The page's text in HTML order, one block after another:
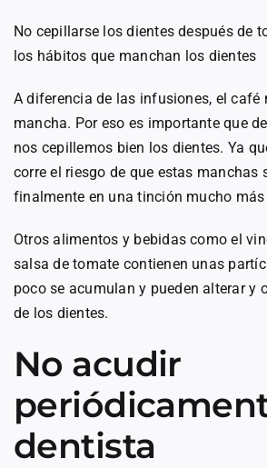
No cepillarse los dientes después de
los hábitos que manchan los dientes
A diferencia de las infusiones, el café
mancha. Por eso es importante que
nos cepillemos bien los dientes. Ya
corre el riesgo de que estas manchas
finalmente en una tinción mucho
Otros alimentos y bebidas como el
salsa de tomate contienen unas
poco se acumulan y pueden alterar y
de los dientes.
No acudir
dentista